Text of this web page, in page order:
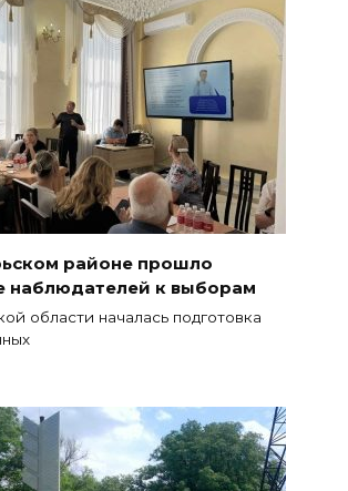
районе прошло
наблюдателей к выборам
области началась подготовка